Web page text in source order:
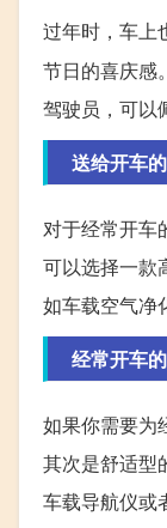
过年时，车上
节日的喜庆感
驾驶员，可以
送给开车
对于经常开车
可以选择一款
如车载空气净
经常开车
如果你需要为
其次是舒适型
车载导航仪或